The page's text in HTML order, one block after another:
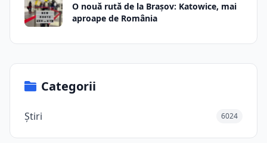
O nouă rută de la Brașov: Katowice, mai
aproape de România
Categorii
Știri 6024